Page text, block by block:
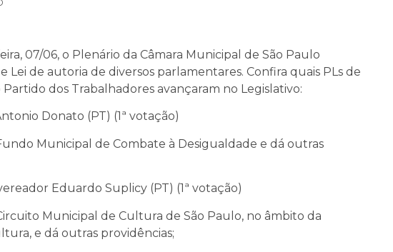
07/06, o Plenário da Câmara Municipal de São Paulo
Lei de autoria de diversos parlamentares. Confira quais PLs de
dos Trabalhadores avançaram no Legislativo:
Donato (PT) (1ª votação)
Municipal de Combate à Desigualdade e dá outras
Eduardo Suplicy (PT) (1ª votação)
Municipal de Cultura de São Paulo, no âmbito da
e dá outras providências;